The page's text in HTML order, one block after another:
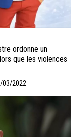
ordonne un
que les violences
03/2022